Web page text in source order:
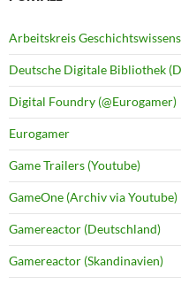
Arbeitskreis
Deutsche Digitale Bibliothek
Digital Foundry (@Eurogamer)
Eurogamer
Game Trailers (Youtube)
GameOne (Archiv via Youtube)
Gamereactor (Deutschland)
Gamereactor (Skandinavien)